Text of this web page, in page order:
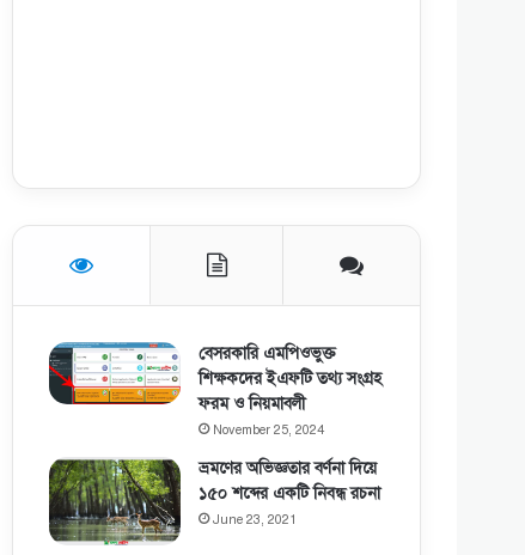
বেসরকারি এমপিওভুক্ত
শিক্ষকদের ইএফটি তথ্য সংগ্রহ
ফরম ও নিয়মাবলী
November 25, 2024
ভ্রমণের অভিজ্ঞতার বর্ণনা দিয়ে
১৫০ শব্দের একটি নিবন্ধ রচনা
June 23, 2021